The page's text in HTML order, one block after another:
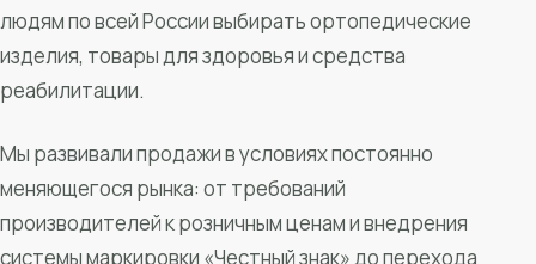
людям по всей России выбирать ортопедические
изделия, товары для здоровья и средства
реабилитации.
Мы развивали продажи в условиях постоянно
меняющегося рынка: от требований
производителей к розничным ценам и внедрения
системы маркировки «Честный знак» до перехода